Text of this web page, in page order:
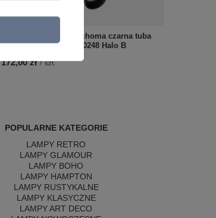
Oprawa natynkowa ruchoma czarna tuba
LED 3000K Maxlight C0248 Halo B
172,00 zł / szt.
POPULARNE KATEGORIE
LAMPY RETRO
LAMPY GLAMOUR
LAMPY BOHO
LAMPY HAMPTON
LAMPY RUSTYKALNE
LAMPY KLASYCZNE
LAMPY ART DECO